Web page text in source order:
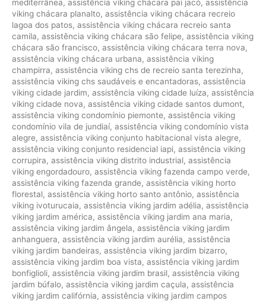
mediterrânea, assistência viking chácara pai jacó, assistência
viking chácara planalto, assistência viking chácara recreio
lagoa dos patos, assistência viking chácara recreio santa
camila, assistência viking chácara são felipe, assistência viking
chácara são francisco, assistência viking chácara terra nova,
assistência viking chácara urbana, assistência viking
champirra, assistência viking chs de recreio santa terezinha,
assistência viking chs saudáveis e encantadoras, assistência
viking cidade jardim, assistência viking cidade luíza, assistência
viking cidade nova, assistência viking cidade santos dumont,
assistência viking condomínio piemonte, assistência viking
condomínio vila de jundiaí, assistência viking condomínio vista
alegre, assistência viking conjunto habitacional vista alegre,
assistência viking conjunto residencial iapi, assistência viking
corrupira, assistência viking distrito industrial, assistência
viking engordadouro, assistência viking fazenda campo verde,
assistência viking fazenda grande, assistência viking horto
florestal, assistência viking horto santo antônio, assistência
viking ivoturucaia, assistência viking jardim adélia, assistência
viking jardim américa, assistência viking jardim ana maria,
assistência viking jardim ângela, assistência viking jardim
anhanguera, assistência viking jardim aurélia, assistência
viking jardim bandeiras, assistência viking jardim bizarro,
assistência viking jardim boa vista, assistência viking jardim
bonfiglioli, assistência viking jardim brasil, assistência viking
jardim búfalo, assistência viking jardim caçula, assistência
viking jardim califórnia, assistência viking jardim campos